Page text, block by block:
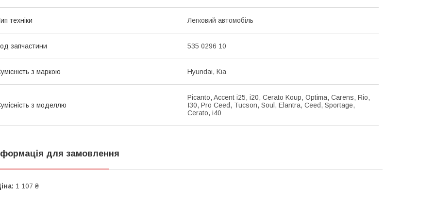
техніки Легковий автомобіль
запчастини 535 0296 10
з маркою Hyundai, Kia
з моделлю
Picanto, Accent i25, i20, Cerato Koup, Optima, Carens, Rio,
I30, Pro Ceed, Tucson, Soul, Elantra, Ceed, Sportage,
Cerato, i40
для замовлення
1 107 ₴